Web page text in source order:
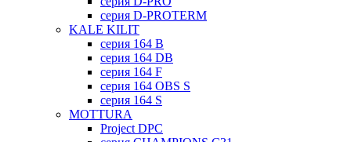
серия D-PROTERM
KALE KILIT
серия 164 B
серия 164 DB
серия 164 F
серия 164 OBS S
серия 164 S
MOTTURA
Project DPC